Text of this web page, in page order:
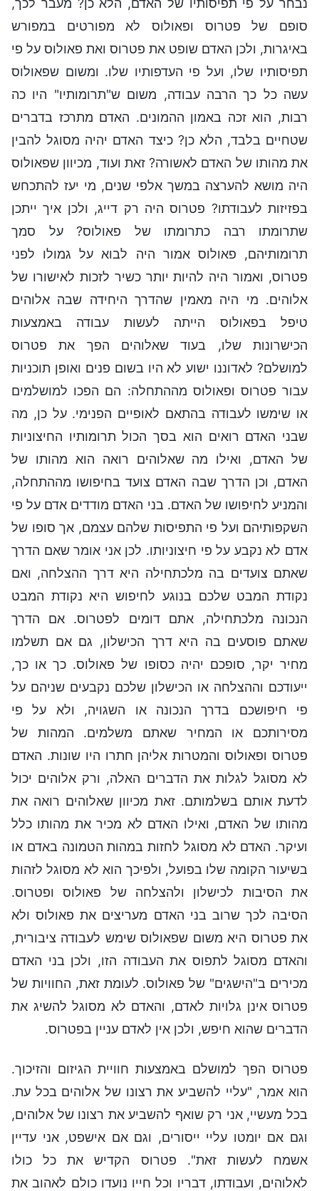
נבחר על פי תפיסותיו של האדם, הלא כן? מעבר לכך,
סופם של פטרוס ופאולוס לא מפורטים במפורש
באיגרות, ולכן האדם שופט את פטרוס ואת פאולוס על פי
תפיסותיו שלו, ועל פי העדפותיו שלו. ומשום שפאולוס
עשה כל כך הרבה עבודה, משום ש"תרומותיו" היו כה
רבות, הוא זכה באמון ההמונים. האדם מתרכז בדברים
שטחיים בלבד, הלא כן? כיצד האדם יהיה מסוגל להבין
את מהותו של האדם לאשורה? זאת ועוד, מכיוון שפאולוס
היה מושא להערצה במשך אלפי שנים, מי יעז להתכחש
בפזיזות לעבודתו? פטרוס היה רק דייג, ולכן איך ייתכן
שתרומתו רבה כתרומתו של פאולוס? על סמך
תרומותיהם, פאולוס אמור היה לבוא על גמולו לפני
פטרוס, ואמור היה להיות יותר כשיר לזכות לאישורו של
אלוהים. מי היה מאמין שהדרך היחידה שבה אלוהים
טיפל בפאולוס הייתה לעשות עבודה באמצעות
הכישרונות שלו, בעוד שאלוהים הפך את פטרוס
למושלם? לאדוננו ישוע לא היו בשום פנים ואופן תוכניות
עבור פטרוס ופאולוס מההתחלה: הם הפכו למושלמים
או שימשו לעבודה בהתאם לאופיים הפנימי. על כן, מה
שבני האדם רואים הוא בסך הכול תרומותיו החיצוניות
של האדם, ואילו מה שאלוהים רואה הוא מהותו של
האדם, וכן הדרך שבה האדם צועד בחיפושו מההתחלה,
והמניע לחיפושו של האדם. בני האדם מודדים אדם על פי
השקפותיהם ועל פי התפיסות שלהם עצמם, אך סופו של
אדם לא נקבע על פי חיצוניותו. לכן אני אומר שאם הדרך
שאתם צועדים בה מלכתחילה היא דרך ההצלחה, ואם
נקודת המבט שלכם בנוגע לחיפוש היא נקודת המבט
הנכונה מלכתחילה, אתם דומים לפטרוס. אם הדרך
שאתם פוסעים בה היא דרך הכישלון, גם אם תשלמו
מחיר יקר, סופכם יהיה כסופו של פאולוס. כך או כך,
ייעודכם וההצלחה או הכישלון שלכם נקבעים שניהם על
פי חיפושכם בדרך הנכונה או השגויה, ולא על פי
מסירותכם או המחיר שאתם משלמים. המהות של
פטרוס ופאולוס והמטרות אליהן חתרו היו שונות. האדם
לא מסוגל לגלות את הדברים האלה, ורק אלוהים יכול
לדעת אותם בשלמותם. זאת מכיוון שאלוהים רואה את
מהותו של האדם, ואילו האדם לא מכיר את מהותו כלל
ועיקר. האדם לא מסוגל לחזות במהות הטמונה באדם או
בשיעור הקומה שלו בפועל, ולפיכך הוא לא מסוגל לזהות
את הסיבות לכישלון ולהצלחה של פאולוס ופטרוס.
הסיבה לכך שרוב בני האדם מעריצים את פאולוס ולא
את פטרוס היא משום שפאולוס שימש לעבודה ציבורית,
והאדם מסוגל לתפוס את העבודה הזו, ולכן בני האדם
מכירים ב"הישגים" של פאולוס. לעומת זאת, החוויות של
פטרוס אינן גלויות לאדם, והאדם לא מסוגל להשיג את
הדברים שהוא חיפש, ולכן אין לאדם עניין בפטרוס.
פטרוס הפך למושלם באמצעות חוויית הגיזום והזיכוך.
הוא אמר, "עליי להשביע את רצונו של אלוהים בכל עת.
בכל מעשיי, אני רק שואף להשביע את רצונו של אלוהים,
וגם אם יומטו עליי ייסורים, וגם אם אישפט, אני עדיין
אשמח לעשות זאת". פטרוס הקדיש את כל כולו
לאלוהים, ועבודתו, דבריו וכל חייו נועדו כולם לאהוב את